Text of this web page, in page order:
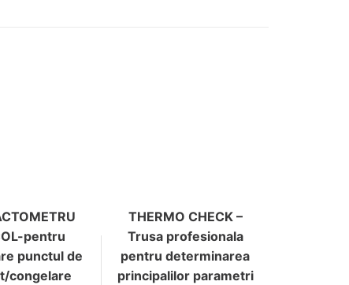
pentru
punctul de
congelare
THERMO CHECK –
Trusa profesionala
pentru determinarea
principalilor parametri